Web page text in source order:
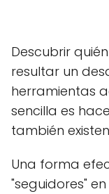
Descubrir
resultar un
herramientas
sencilla es
también
Una forma
"seguidores"